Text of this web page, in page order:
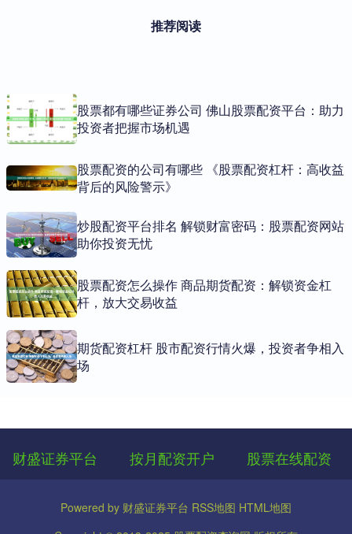
推荐阅读
股票都有哪些证券公司 佛山股票配资平台：助力
投资者把握市场机遇
股票配资的公司有哪些 《股票配资杠杆：高收益
背后的风险警示》
炒股配资平台排名 解锁财富密码：股票配资网站
助你投资无忧
股票配资怎么操作 商品期货配资：解锁资金杠
杆，放大交易收益
期货配资杠杆 股市配资行情火爆，投资者争相入
场
财盛证券平台 按月配资开户 股票在线配资
Powered by 财盛证券平台 RSS地图 HTML地图